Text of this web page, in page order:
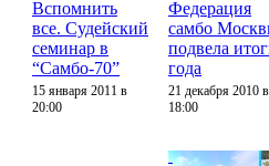
Вспомнить
все. Судейский
семинар в
“Самбо-70”
15 января 2011 в
20:00
Федерация
самбо
подвела
года
21 декабря 2010 в
18:00